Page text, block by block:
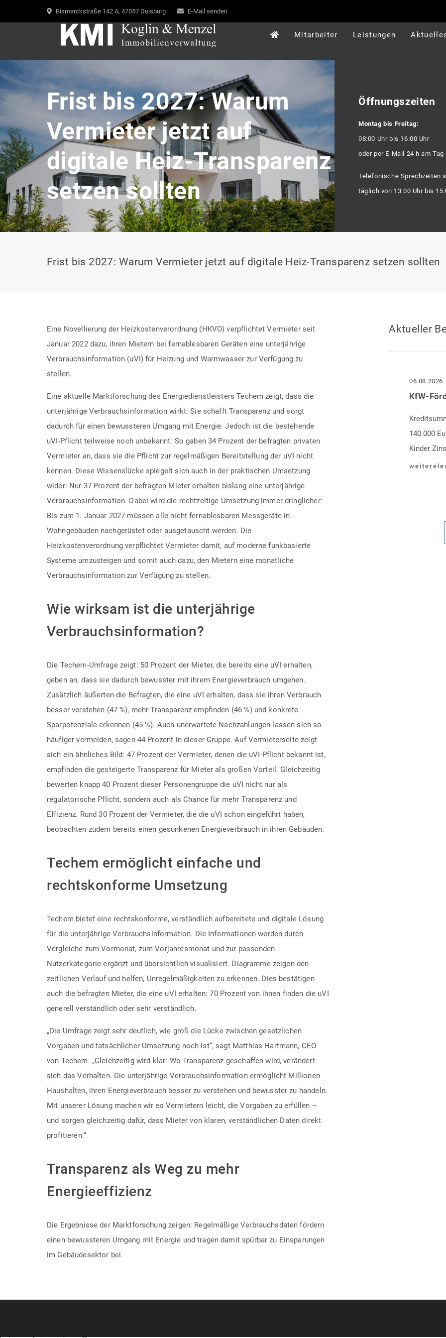
Bismarckstraße 142 A, 47057 Duisburg E-Mail senden
Mitarbeiter Leistungen
Frist bis 2027: Warum
Vermieter jetzt auf
digitale Heiz-Transparenz
setzen sollten
Öffnungszeiten
Montag bis Freitag:
08:00 Uhr bis 16:00 Uhr
oder per E-Mail 24 h am Tag
Telefonische Sprechzeiten
täglich von 13:00 Uhr bis
Frist bis 2027: Warum Vermieter jetzt auf digitale Heiz-Transparenz setzen sollten
Eine Novellierung der Heizkostenverordnung (HKVO) verpflichtet Vermieter seit
Januar 2022 dazu, ihren Mietern bei fernablesbaren Geräten eine unterjährige
Verbrauchsinformation (uVI) für Heizung und Warmwasser zur Verfügung zu
stellen.
Eine aktuelle Marktforschung des Energiedienstleisters Techem zeigt, dass die
unterjährige Verbrauchsinformation wirkt: Sie schafft Transparenz und sorgt
dadurch für einen bewussteren Umgang mit Energie. Jedoch ist die bestehende
uVI-Pflicht teilweise noch unbekannt: So gaben 34 Prozent der befragten privaten
Vermieter an, dass sie die Pflicht zur regelmäßigen Bereitstellung der uVI nicht
kennen. Diese Wissenslücke spiegelt sich auch in der praktischen Umsetzung
wider: Nur 37 Prozent der befragten Mieter erhalten bislang eine unterjährige
Verbrauchsinformation. Dabei wird die rechtzeitige Umsetzung immer dringlicher:
Bis zum 1. Januar 2027 müssen alle nicht fernablesbaren Messgeräte in
Wohngebäuden nachgerüstet oder ausgetauscht werden. Die
Heizkostenverordnung verpflichtet Vermieter damit, auf moderne funkbasierte
Systeme umzusteigen und somit auch dazu, den Mietern eine monatliche
Verbrauchsinformation zur Verfügung zu stellen.
Wie wirksam ist die unterjährige
Verbrauchsinformation?
Die Techem-Umfrage zeigt: 50 Prozent der Mieter, die bereits eine uVI erhalten,
geben an, dass sie dadurch bewusster mit ihrem Energieverbrauch umgehen.
Zusätzlich äußerten die Befragten, die eine uVI erhalten, dass sie ihren Verbrauch
besser verstehen (47 %), mehr Transparenz empfinden (46 %) und konkrete
Sparpotenziale erkennen (45 %). Auch unerwartete Nachzahlungen lassen sich so
häufiger vermeiden, sagen 44 Prozent in dieser Gruppe. Auf Vermieterseite zeigt
sich ein ähnliches Bild: 47 Prozent der Vermieter, denen die uVI-Pflicht bekannt ist,
empfinden die gesteigerte Transparenz für Mieter als großen Vorteil. Gleichzeitig
bewerten knapp 40 Prozent dieser Personengruppe die uVI nicht nur als
regulatorische Pflicht, sondern auch als Chance für mehr Transparenz und
Effizienz. Rund 30 Prozent der Vermieter, die die uVI schon eingeführt haben,
beobachten zudem bereits einen gesunkenen Energieverbrauch in ihren Gebäuden.
Techem ermöglicht einfache und
rechtskonforme Umsetzung
Techem bietet eine rechtskonforme, verständlich aufbereitete und digitale Lösung
für die unterjährige Verbrauchsinformation. Die Informationen werden durch
Vergleiche zum Vormonat, zum Vorjahresmonat und zur passenden
Nutzerkategorie ergänzt und übersichtlich visualisiert. Diagramme zeigen den
zeitlichen Verlauf und helfen, Unregelmäßigkeiten zu erkennen. Dies bestätigen
auch die befragten Mieter, die eine uVI erhalten: 70 Prozent von ihnen finden die uVI
generell verständlich oder sehr verständlich.
„Die Umfrage zeigt sehr deutlich, wie groß die Lücke zwischen gesetzlichen
Vorgaben und tatsächlicher Umsetzung noch ist“, sagt Matthias Hartmann, CEO
von Techem. „Gleichzeitig wird klar: Wo Transparenz geschaffen wird, verändert
sich das Verhalten. Die unterjährige Verbrauchsinformation ermöglicht Millionen
Haushalten, ihren Energieverbrauch besser zu verstehen und bewusster zu handeln.
Mit unserer Lösung machen wir es Vermietern leicht, die Vorgaben zu erfüllen –
und sorgen gleichzeitig dafür, dass Mieter von klaren, verständlichen Daten direkt
profitieren.“
Transparenz als Weg zu mehr
Energieeffizienz
Die Ergebnisse der Marktforschung zeigen: Regelmäßige Verbrauchsdaten fördern
einen bewussteren Umgang mit Energie und tragen damit spürbar zu Einsparungen
im Gebäudesektor bei.
Aktueller
06.08.2026
140.000
Kinder
Heutiger